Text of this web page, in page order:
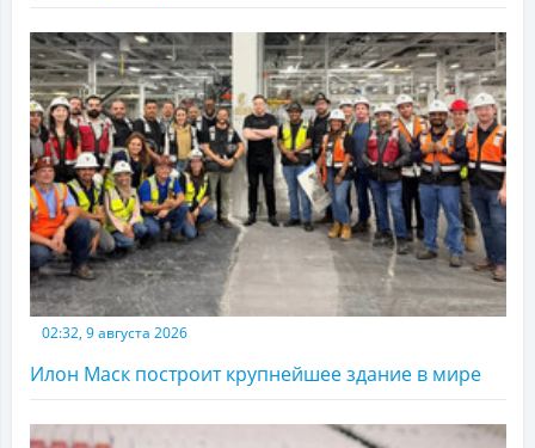
02:32, 9 августа 2026
Илон Маск построит крупнейшее здание в мире